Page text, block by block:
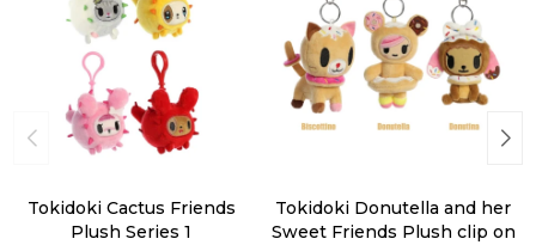
Tokidoki Cactus Friends
Plush Series 1
Tokidoki Donutella and her
Sweet Friends Plush clip on